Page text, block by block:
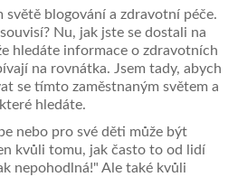
světě blogování a zdravotní péče.
Nu, jak jste se dostali na
hledáte informace o zdravotních
na rovnátka. Jsem tady, abych
se tímto zaměstnaným světem a
hledáte.
nebo pro své děti může být
kvůli tomu, jak často to od lidí
nepohodlná!" Ale také kvůli